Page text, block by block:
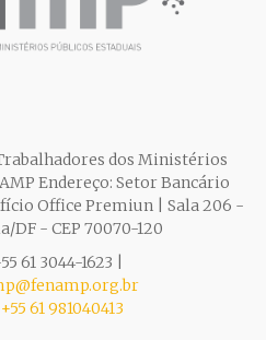
dos Ministérios
Endereço: Setor Bancário
Office Premiun | Sala 206 -
DF - CEP 70070-120
61 3044-1623 |
+55 61 981040413